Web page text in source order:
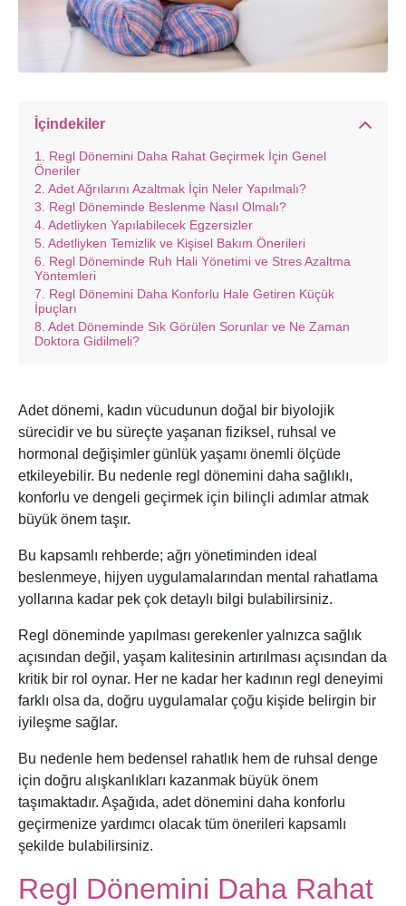
İçindekiler
Regl Dönemini Daha Rahat Geçirmek İçin Genel
Öneriler
Adet Ağrılarını Azaltmak İçin Neler Yapılmalı?
Regl Döneminde Beslenme Nasıl Olmalı?
Adetliyken Yapılabilecek Egzersizler
Adetliyken Temizlik ve Kişisel Bakım Önerileri
Regl Döneminde Ruh Hali Yönetimi ve Stres Azaltma
Yöntemleri
Regl Dönemini Daha Konforlu Hale Getiren Küçük
İpuçları
Adet Döneminde Sık Görülen Sorunlar ve Ne Zaman
Doktora Gidilmeli?
Adet dönemi, kadın vücudunun doğal bir biyolojik
sürecidir ve bu süreçte yaşanan fiziksel, ruhsal ve
hormonal değişimler günlük yaşamı önemli ölçüde
etkileyebilir. Bu nedenle regl dönemini daha sağlıklı,
konforlu ve dengeli geçirmek için bilinçli adımlar atmak
büyük önem taşır.
Bu kapsamlı rehberde; ağrı yönetiminden ideal
beslenmeye, hijyen uygulamalarından mental rahatlama
yollarına kadar pek çok detaylı bilgi bulabilirsiniz.
Regl döneminde yapılması gerekenler yalnızca sağlık
açısından değil, yaşam kalitesinin artırılması açısından da
kritik bir rol oynar. Her ne kadar her kadının regl deneyimi
farklı olsa da, doğru uygulamalar çoğu kişide belirgin bir
iyileşme sağlar.
Bu nedenle hem bedensel rahatlık hem de ruhsal denge
için doğru alışkanlıkları kazanmak büyük önem
taşımaktadır. Aşağıda, adet dönemini daha konforlu
geçirmenize yardımcı olacak tüm önerileri kapsamlı
şekilde bulabilirsiniz.
Regl Dönemini Daha Rahat